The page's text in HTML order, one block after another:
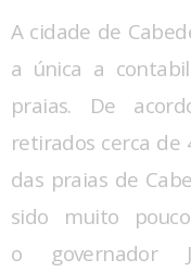
A cidade de
a única a
praias. De
retirados cerca de
das praias de
sido muito
o governador